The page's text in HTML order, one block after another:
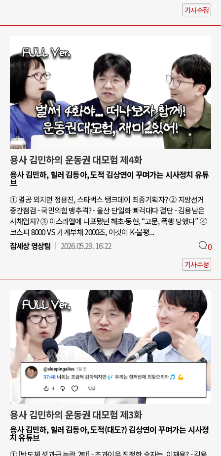
기사수정
용사 김민하의 운동권 대모험 제4화
용사 김민하, 힐러 김동아, 도적 김상연이 꾸며가는 시사정치 유튜
브
① 멸공 외치던 정용진, 스타벅스 탱크데이 최종기획자? ② 지방선거
중간점검 - 국민의힘 맹추격? - 울산 단일화 삐걱대다 결단 - 김용남은
사채업자? ③ 이스라엘에 나포됐던 해초·동현, “고문, 폭행 당했다” ④
코스피 8000 VS 가계부채 2000조, 이것이 K-불평...
참세상 영상팀
2026.05.29. 16:22 0
기사수정
용사 김민하의 운동권 대모험 제3화
용사 김민하, 힐러 김동아, 도적(대도?) 김상연이 꾸며가는 시사정
치 유튜브